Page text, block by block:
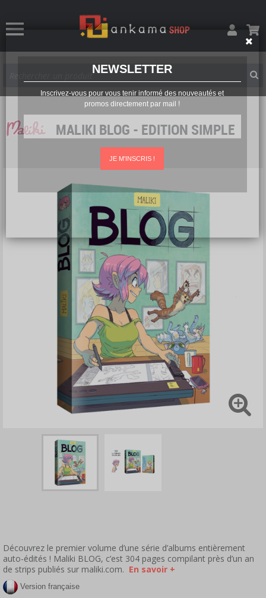
NEWSLETTER
Inscrivez-vous pour vous tenir informé des nouveautés et
promos directement par mail !
JE M'INSCRIS !
MALIKI BLOG - EDITION SIMPLE
Découvrez le premier volume d’une série d’albums entièrement
auto-édités ! Maliki BLOG, c’est 304 pages compilant près d’un an
de strips publiés sur maliki.com. En savoir +
Version française